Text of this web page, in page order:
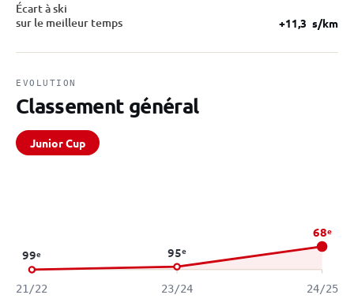
Écart à ski
sur le meilleur temps
+11,3 s/km
EVOLUTION
Classement général
Junior Cup
99e
21/22
95e
23/24
68e
24/25